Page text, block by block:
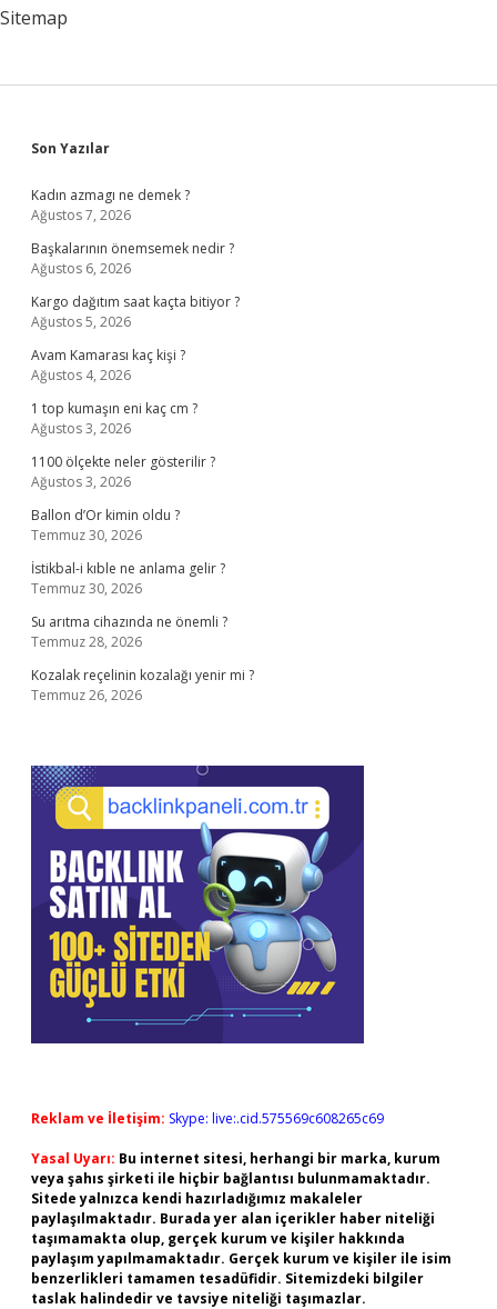
Sitemap
Sidebar
Son Yazılar
Kadın azmagı ne demek ?
Ağustos 7, 2026
Başkalarının önemsemek nedir ?
Ağustos 6, 2026
Kargo dağıtım saat kaçta bitiyor ?
Ağustos 5, 2026
Avam Kamarası kaç kişi ?
Ağustos 4, 2026
1 top kumaşın eni kaç cm ?
Ağustos 3, 2026
1100 ölçekte neler gösterilir ?
Ağustos 3, 2026
Ballon d’Or kimin oldu ?
Temmuz 30, 2026
İstikbal-i kıble ne anlama gelir ?
Temmuz 30, 2026
Su arıtma cihazında ne önemli ?
Temmuz 28, 2026
Kozalak reçelinin kozalağı yenir mi ?
Temmuz 26, 2026
Reklam ve İletişim: Skype: live:.cid.575569c608265c69
Yasal Uyarı: Bu internet sitesi, herhangi bir marka, kurum
veya şahıs şirketi ile hiçbir bağlantısı bulunmamaktadır.
Sitede yalnızca kendi hazırladığımız makaleler
paylaşılmaktadır. Burada yer alan içerikler haber niteliği
taşımamakta olup, gerçek kurum ve kişiler hakkında
paylaşım yapılmamaktadır. Gerçek kurum ve kişiler ile isim
benzerlikleri tamamen tesadüfidir. Sitemizdeki bilgiler
taslak halindedir ve tavsiye niteliği taşımazlar.